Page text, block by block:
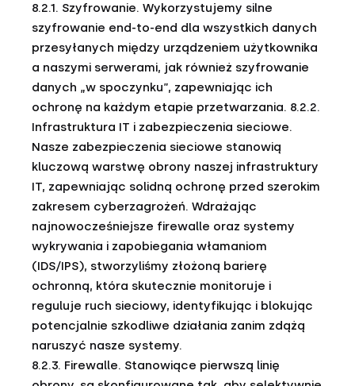
8.2.1. Szyfrowanie. Wykorzystujemy silne
szyfrowanie end-to-end dla wszystkich danych
przesyłanych między urządzeniem użytkownika
a naszymi serwerami, jak również szyfrowanie
danych „w spoczynku”, zapewniając ich
ochronę na każdym etapie przetwarzania. 8.2.2.
Infrastruktura IT i zabezpieczenia sieciowe.
Nasze zabezpieczenia sieciowe stanowią
kluczową warstwę obrony naszej infrastruktury
IT, zapewniając solidną ochronę przed szerokim
zakresem cyberzagrożeń. Wdrażając
najnowocześniejsze firewalle oraz systemy
wykrywania i zapobiegania włamaniom
(IDS/IPS), stworzyliśmy złożoną barierę
ochronną, która skutecznie monitoruje i
reguluje ruch sieciowy, identyfikując i blokując
potencjalnie szkodliwe działania zanim zdążą
naruszyć nasze systemy.
8.2.3. Firewalle. Stanowiące pierwszą linię